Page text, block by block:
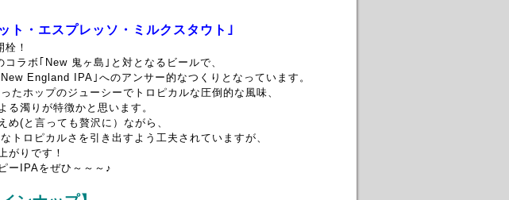
ト・エスプレッソ・ミルクスタウト｣
！
ラボ｢New 鬼ヶ島｣と対となるビールで、
England IPA｣へのアンサー的なつくりとなっています。
たホップのジューシーでトロピカルな圧倒的な風味、
る濁りが特徴かと思います。
め(と言っても贅沢に）ながら、
トロピカルさを引き出すよう工夫されていますが、
がりです！
ーIPAをぜひ～～～♪